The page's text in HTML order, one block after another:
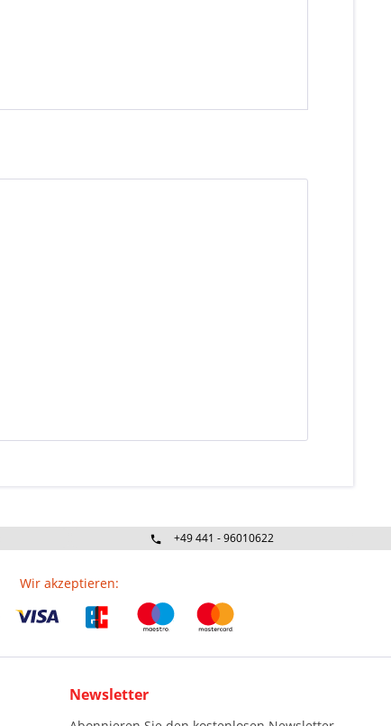
+49 441 - 96010622
Wir akzeptieren:
Newsletter